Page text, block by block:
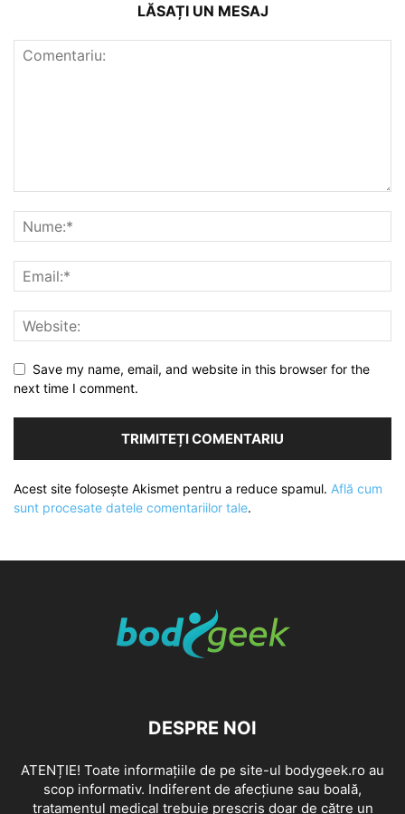
LĂSAȚI UN MESAJ
Save my name, email, and website in this browser for the
next time I comment.
Acest site folosește Akismet pentru a reduce spamul. Află cum
sunt procesate datele comentariilor tale.
DESPRE NOI
ATENȚIE! Toate informațiile de pe site-ul bodygeek.ro au
scop informativ. Indiferent de afecțiune sau boală,
tratamentul medical trebuie prescris doar de către un